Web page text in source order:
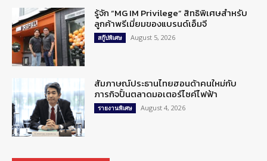
รู้จัก “MG IM Privilege” สิทธิพิเศษสำหรับ
ลูกค้าพรีเมี่ยมของแบรนด์เอ็มจี
สกู๊ปพิเศษ August 5, 2026
สัมภาษณ์ประธานไทยฮอนด้าคนใหม่กับ
ภารกิจปั้นตลาดมอเตอร์ไซค์ไฟฟ้า
รายงานพิเศษ August 4, 2026